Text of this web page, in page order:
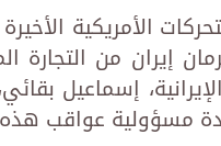
الأمريكية
إيران من التجارة
إسماعيل
مسؤولية عواقب هذه